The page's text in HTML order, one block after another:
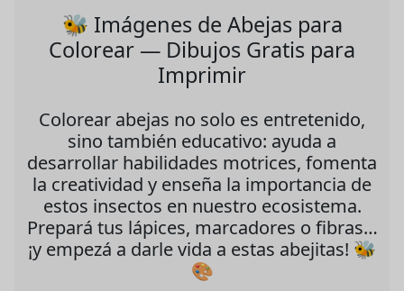
🐝 Imágenes de Abejas para
Colorear — Dibujos Gratis para
Imprimir
Colorear abejas no solo es entretenido,
sino también educativo: ayuda a
desarrollar habilidades motrices, fomenta
la creatividad y enseña la importancia de
estos insectos en nuestro ecosistema.
Prepará tus lápices, marcadores o fibras…
¡y empezá a darle vida a estas abejitas! 🐝
🎨